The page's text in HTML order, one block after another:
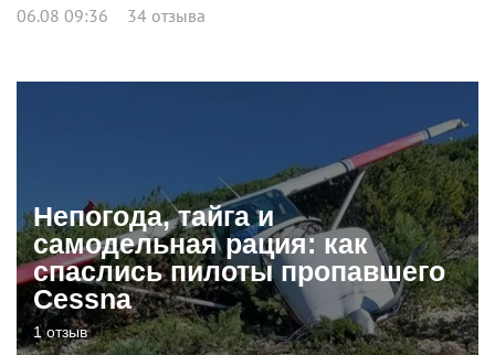
06.08 09:36 34 отзыва
Непогода, тайга и
самодельная рация: как
спаслись пилоты пропавшего
Cessna
1 отзыв